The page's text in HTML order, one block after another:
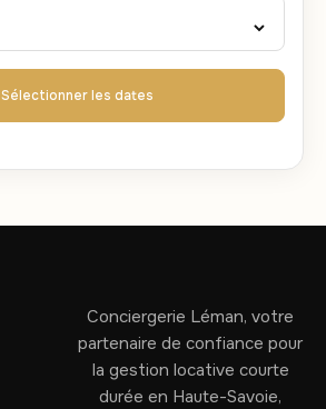
Sélectionner les dates
Conciergerie Léman, votre
partenaire de confiance pour
la gestion locative courte
durée en Haute-Savoie,